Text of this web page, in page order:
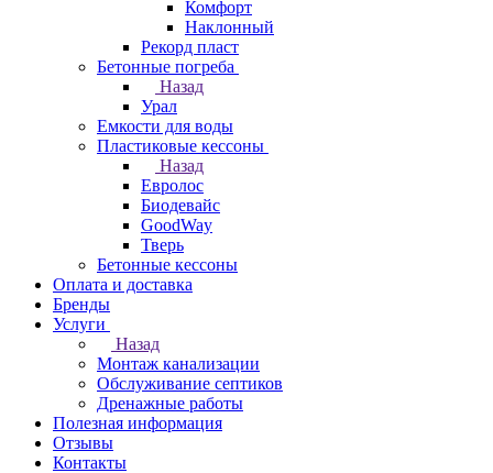
Комфорт
Наклонный
Рекорд пласт
Бетонные погреба
Назад
Урал
Емкости для воды
Пластиковые кессоны
Назад
Евролос
Биодевайс
GoodWay
Тверь
Бетонные кессоны
Оплата и доставка
Бренды
Услуги
Назад
Монтаж канализации
Обслуживание септиков
Дренажные работы
Полезная информация
Отзывы
Контакты